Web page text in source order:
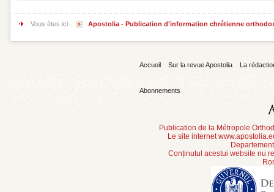
Vous êtes ici: Apostolia - Publication d'information chrétienne
Accueil Sur la revue Apostolia La
Abonnements
Publication de la Métropole
Le site internet
Conținutul acestui website nu